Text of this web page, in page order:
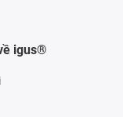
igus®